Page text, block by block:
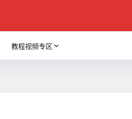
教程视频专区